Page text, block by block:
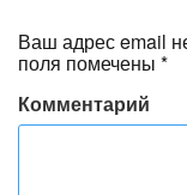
Ваш адрес email
поля помечены *
Комментарий